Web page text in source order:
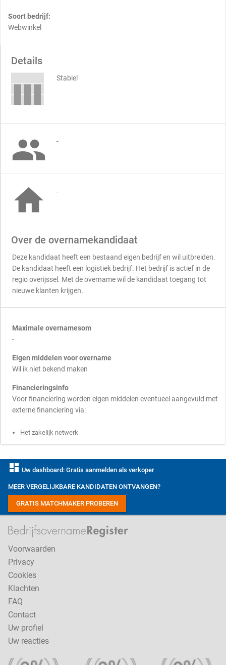
Soort bedrijf:
Webwinkel
Details
Stabiel
 -
 -
Over de overnamekandidaat
Deze kandidaat heeft een bestaand eigen bedrijf en wil uitbreiden.
De kandidaat heeft een logistiek bedrijf. Het bedrijf is actief in de
regio overijssel. Met de overname wil de kandidaat toegang tot
nieuwe klanten krijgen.
Maximale overnamesom
-
Eigen middelen voor overname
Wil ik niet bekend maken
Financieringsinfo
Voor financiering worden eigen middelen eventueel aangevuld met
externe financiering via:
Het zakelijk netwerk
dashboard Uw dashboard: Gratis aanmelden als verkoper
MEER VERGELIJKBARE KANDIDATEN ONTVANGEN?
GRATIS MATCHMAKER PROBEREN
Voorwaarden
Privacy
Cookies
Klachten
FAQ
Contact
Uw profiel
Uw reacties